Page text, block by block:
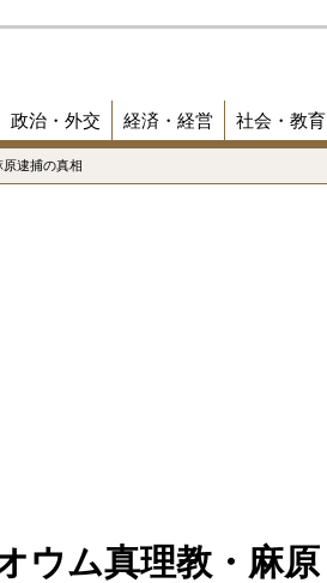
政治・外交 経済・経営 社会・教育
逮捕の真相
ウム真理教・麻原